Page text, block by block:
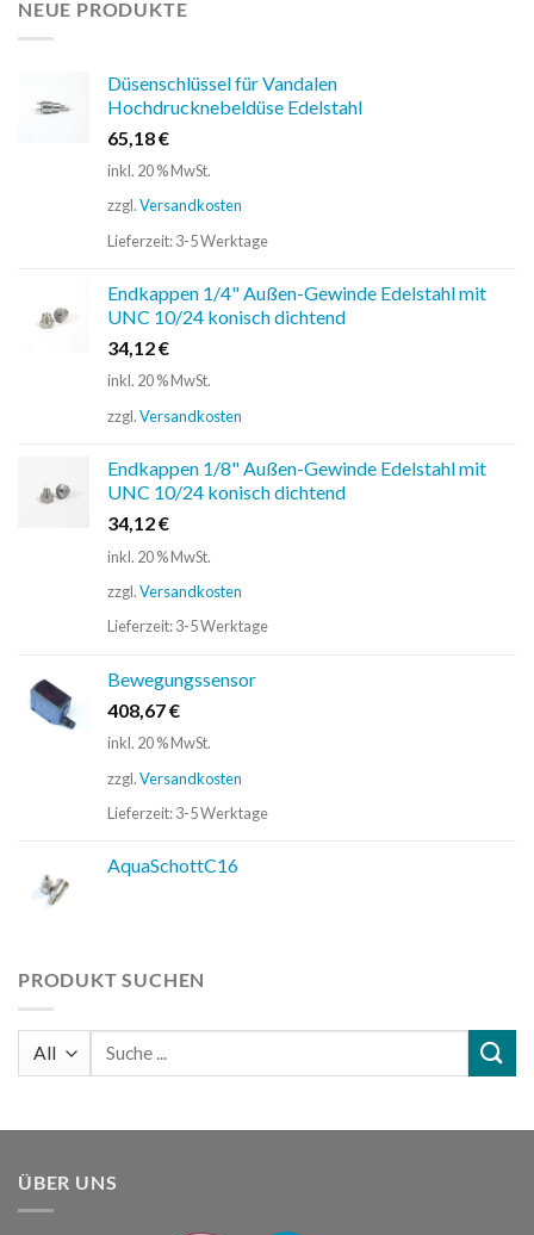
NEUE PRODUKTE
Düsenschlüssel für Vandalen
Hochdrucknebeldüse Edelstahl
65,18€
inkl. 20 % MwSt.
zzgl.Versandkosten
Lieferzeit:3-5 Werktage
Endkappen 1/4" Außen-Gewinde Edelstahl mit
UNC 10/24 konisch dichtend
34,12€
inkl. 20 % MwSt.
zzgl.Versandkosten
Endkappen 1/8" Außen-Gewinde Edelstahl mit
UNC 10/24 konisch dichtend
34,12€
inkl. 20 % MwSt.
zzgl.Versandkosten
Lieferzeit:3-5 Werktage
Bewegungssensor
408,67€
inkl. 20 % MwSt.
zzgl.Versandkosten
Lieferzeit:3-5 Werktage
AquaSchottC16
PRODUKT SUCHEN
Suchen
ÜBER UNS